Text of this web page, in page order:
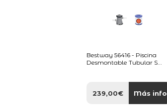
Bestway 56416 - Piscina
Desmontable Tubular S...
239,00€ Más info